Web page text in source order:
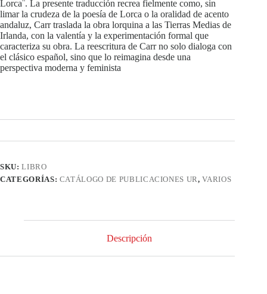
Lorca¨. La presente traducción recrea fielmente como, sin
limar la crudeza de la poesía de Lorca o la oralidad de acento
andaluz, Carr traslada la obra lorquina a las Tierras Medias de
Irlanda, con la valentía y la experimentación formal que
caracteriza su obra. La reescritura de Carr no solo dialoga con
el clásico español, sino que lo reimagina desde una
perspectiva moderna y feminista
SKU:LIBRO
CATEGORÍAS: CATÁLOGO DE PUBLICACIONES UR,VARIOS
Descripción